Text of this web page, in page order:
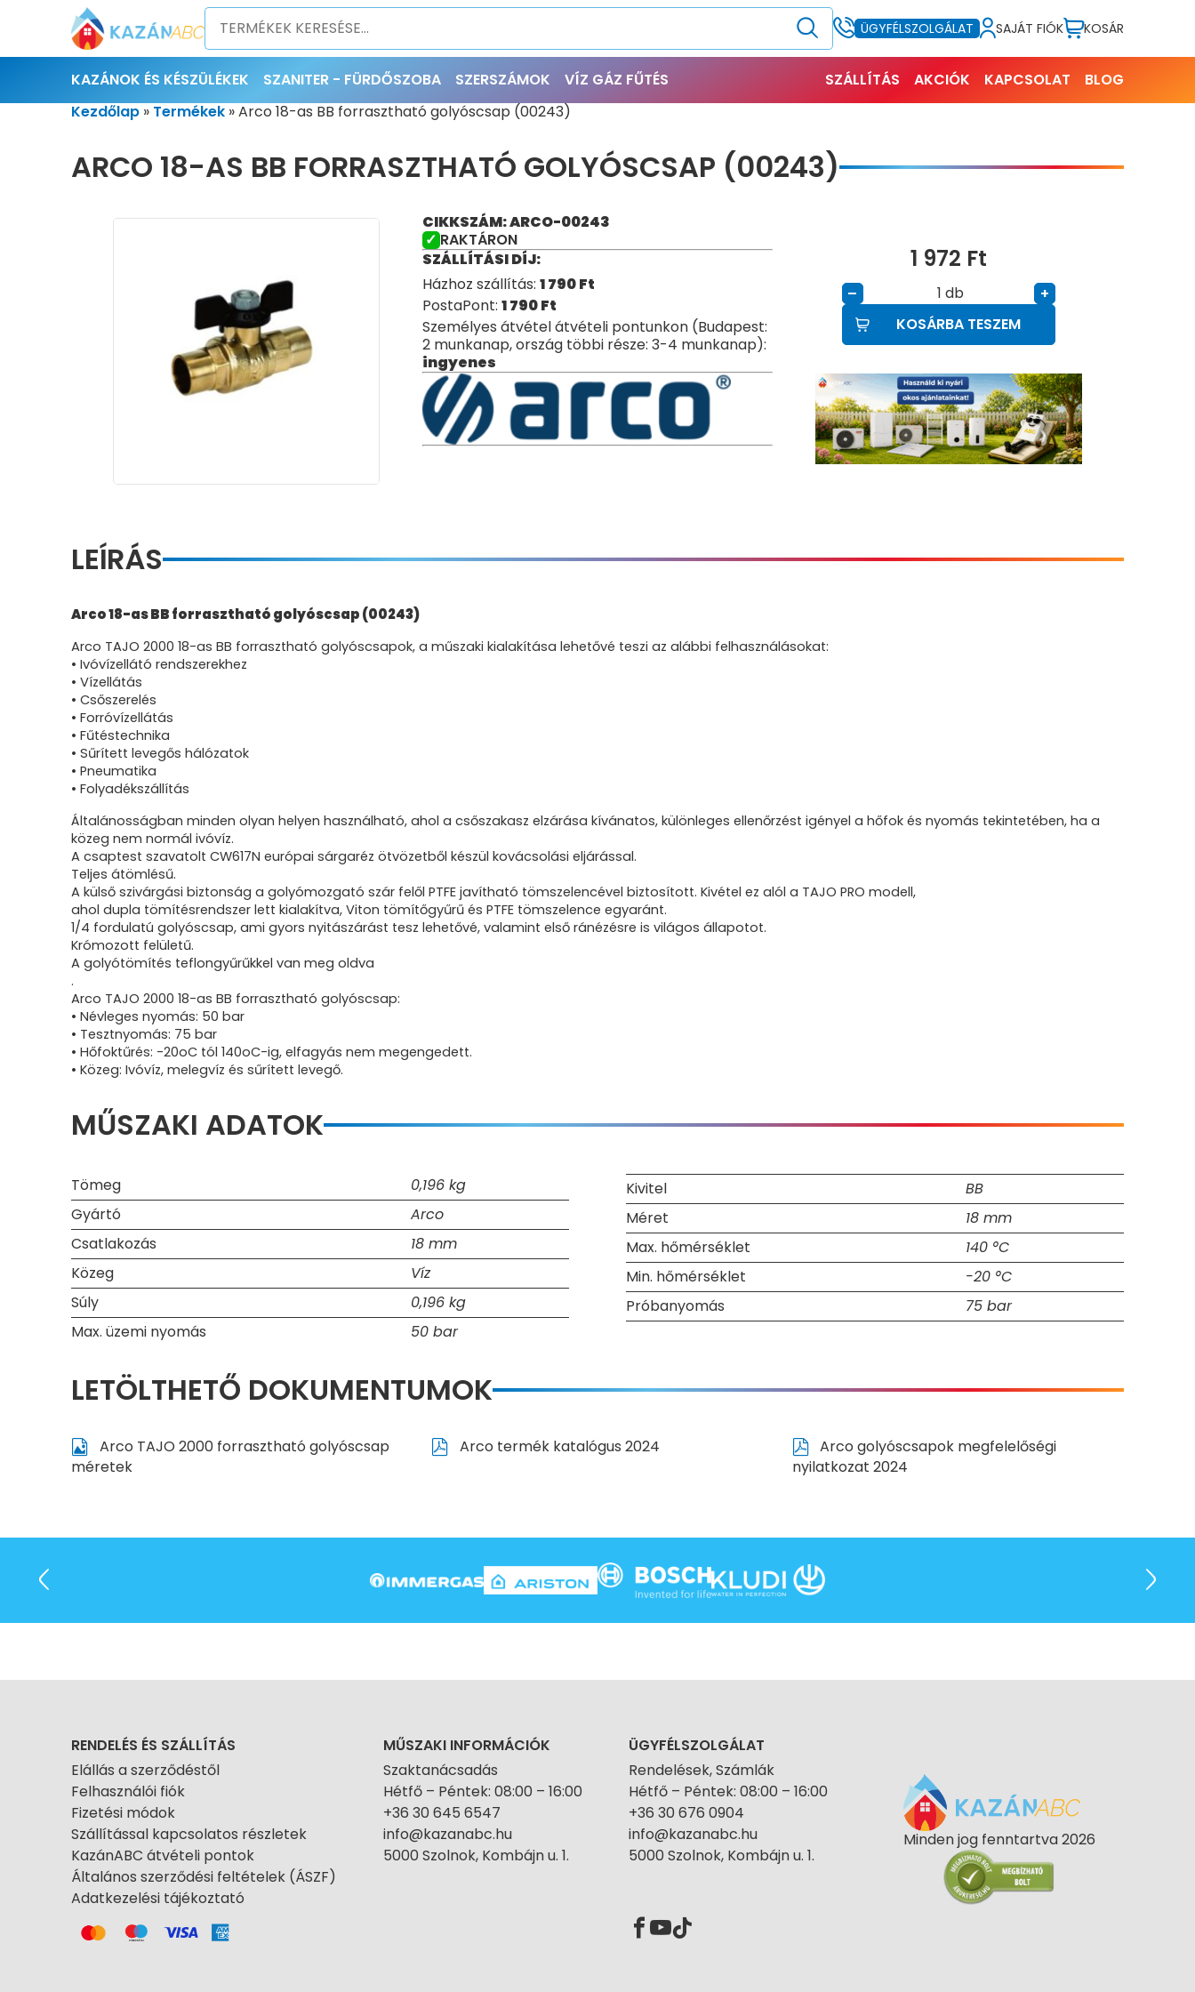
ÜGYFÉLSZOLGÁLAT SAJÁT FIÓK KOSÁR
KAZÁNOK ÉS KÉSZÜLÉKEK SZANITER - FÜRDŐSZOBA SZERSZÁMOK VÍZ GÁZ FŰTÉS SZÁLLÍTÁS AKCIÓK KAPCSOLAT
BLOG
Kezdőlap » Termékek »Arco 18-as BB forrasztható golyóscsap (00243)
ARCO 18-AS BB FORRASZTHATÓ GOLYÓSCSAP (00243)
CIKKSZÁM: ARCO-00243
RAKTÁRON
SZÁLLÍTÁSI DÍJ:
Házhoz szállítás: 1 790Ft
PostaPont: 1 790Ft
Személyes átvétel átvételi pontunkon (Budapest:
2 munkanap, ország többi része: 3-4 munkanap):
ingyenes
1 972 Ft
– db
+
KOSÁRBA TESZEM
LEÍRÁS
Arco 18-as BB forrasztható golyóscsap (00243)
Arco TAJO 2000 18-as BB forrasztható golyóscsapok, a műszaki kialakítása lehetővé teszi az alábbi felhasználásokat:
• Ivóvízellátó rendszerekhez
• Vízellátás
• Csőszerelés
• Forróvízellátás
• Fűtéstechnika
• Sűrített levegős hálózatok
• Pneumatika
• Folyadékszállítás
Általánosságban minden olyan helyen használható, ahol a csőszakasz elzárása kívánatos, különleges ellenőrzést igényel a hőfok és nyomás tekintetében, ha a
közeg nem normál ivóvíz.
A csaptest szavatolt CW617N európai sárgaréz ötvözetből készül kovácsolási eljárással.
Teljes átömlésű.
A külső szivárgási biztonság a golyómozgató szár felől PTFE javítható tömszelencével biztosított. Kivétel ez alól a TAJO PRO modell,
ahol dupla tömítésrendszer lett kialakítva, Viton tömítőgyűrű és PTFE tömszelence egyaránt.
1/4 fordulatú golyóscsap, ami gyors nyitászárást tesz lehetővé, valamint első ránézésre is világos állapotot.
Krómozott felületű.
A golyótömítés teflongyűrűkkel van meg oldva
.
Arco TAJO 2000 18-as BB forrasztható golyóscsap:
• Névleges nyomás: 50 bar
• Tesztnyomás: 75 bar
• Hőfoktűrés: -20oC tól 140oC-ig, elfagyás nem megengedett.
• Közeg: Ivóvíz, melegvíz és sűrített levegő.
MŰSZAKI ADATOK
Tömeg
0,196 kg
Gyártó
Arco
Csatlakozás
18 mm
Közeg
Víz
Súly
0,196 kg
Max. üzemi nyomás
50 bar
Kivitel
BB
Méret
18 mm
Max. hőmérséklet
140 °C
Min. hőmérséklet
-20 °C
Próbanyomás
75 bar
LETÖLTHETŐ DOKUMENTUMOK
Arco TAJO 2000 forrasztható golyóscsap
méretek
Arco termék katalógus 2024
Arco golyóscsapok megfelelőségi
nyilatkozat 2024
RENDELÉS ÉS SZÁLLÍTÁS
Elállás a szerződéstől
Felhasználói fiók
Fizetési módok
Szállítással kapcsolatos részletek
KazánABC átvételi pontok
Általános szerződési feltételek (ÁSZF)
Adatkezelési tájékoztató
MŰSZAKI INFORMÁCIÓK
Szaktanácsadás
Hétfő – Péntek: 08:00 – 16:00
+36 30 645 6547
info@kazanabc.hu
5000 Szolnok, Kombájn u. 1.
ÜGYFÉLSZOLGÁLAT
Rendelések, Számlák
Hétfő – Péntek: 08:00 – 16:00
+36 30 676 0904
info@kazanabc.hu
5000 Szolnok, Kombájn u. 1.
Minden jog fenntartva 2026